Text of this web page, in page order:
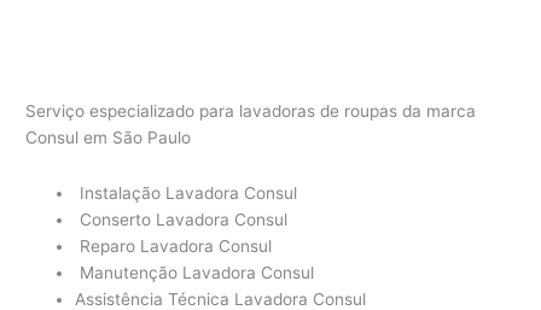
Serviço especializado para lavadoras de roupas da marca
Consul em São Paulo
Instalação Lavadora Consul
Conserto Lavadora Consul
Reparo Lavadora Consul
Manutenção Lavadora Consul
Assistência Técnica Lavadora Consul